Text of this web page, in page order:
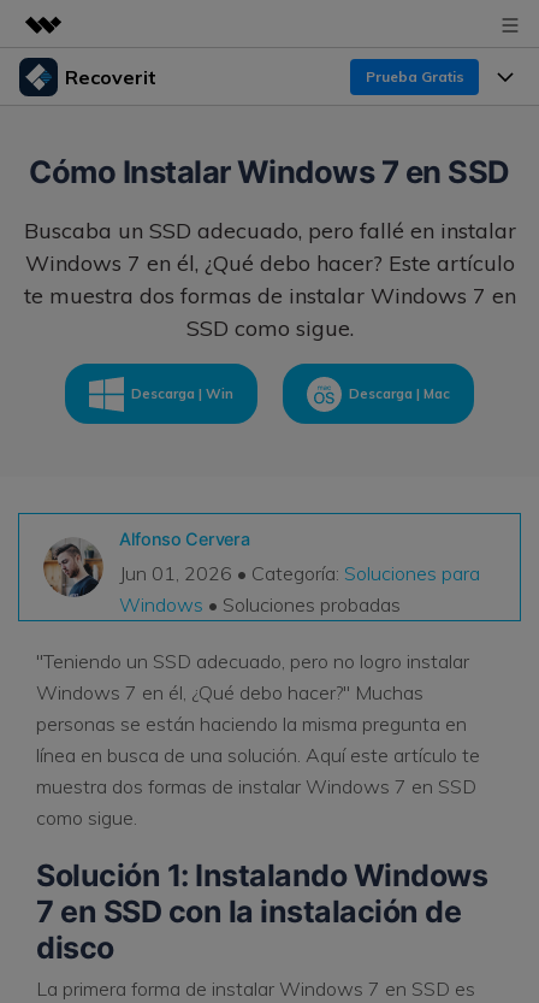
Productos destacados
Utilidades
Empresas
Soluciones
Quiénes somos
Sala de prensa
Tienda
Recoverit Prueba Gratis
Recoverit para Windows
Líder en recuperación para Windows
Pruébalo Gratis
Pruébalo Gratis
Recupera datos perdidos/eliminados gratis
Pruébalo Gratis
Repairit - Reparar Datos
UBackit - Respaldar Datos
Funciones
Recuperar de Unidades
Recuperar Medios Borrados
Soluciones de Recuperación Exclusivas Nuevo
VER TODAS LAS FUNCIONES
Recursos
Por qué Recoverit
Experto en Recuperación de Datos
Temas Destacados
search
Cómo Instalar Windows 7 en SSD
Buscaba un SSD adecuado, pero fallé en instalar
Windows 7 en él, ¿Qué debo hacer? Este artículo
te muestra dos formas de instalar Windows 7 en
SSD como sigue.
Descarga | Win Descarga | Mac
Alfonso Cervera
Jun 01, 2026 • Categoría: Soluciones para
Windows • Soluciones probadas
"Teniendo un SSD adecuado, pero no logro instalar
Windows 7 en él, ¿Qué debo hacer?" Muchas
personas se están haciendo la misma pregunta en
línea en busca de una solución. Aquí este artículo te
muestra dos formas de instalar Windows 7 en SSD
como sigue.
Solución 1: Instalando Windows
7 en SSD con la instalación de
disco
La primera forma de instalar Windows 7 en SSD es